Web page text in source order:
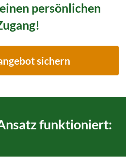
persönlichen
sichern
funktioniert: